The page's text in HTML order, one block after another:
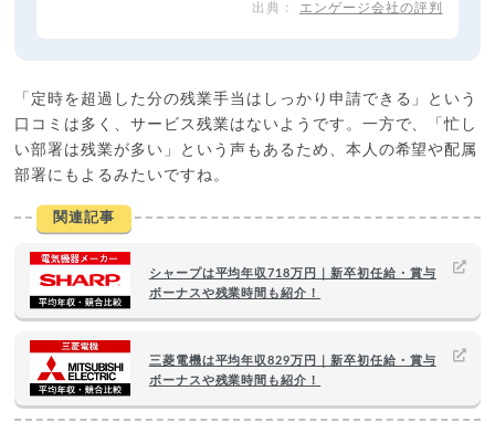
エンゲージ会社の評判
「定時を超過した分の残業手当はしっかり申請できる」という
口コミは多く、サービス残業はないようです。一方で、「忙し
い部署は残業が多い」という声もあるため、本人の希望や配属
部署にもよるみたいですね。
関連記事
シャープは平均年収718万円｜新卒初任給・賞与
ボーナスや残業時間も紹介！
三菱電機は平均年収829万円｜新卒初任給・賞与
ボーナスや残業時間も紹介！